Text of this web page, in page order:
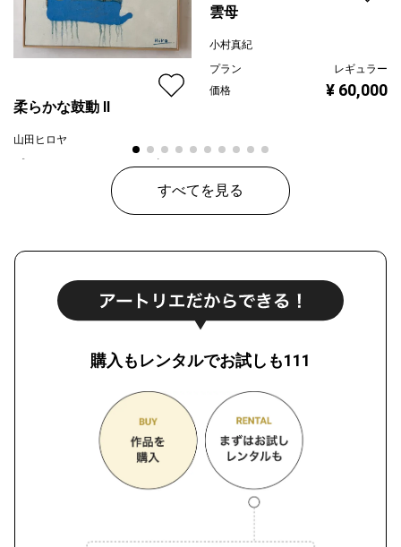
柔らかな鼓動 Ⅱ
山田ヒロヤ
レギュラー
¥ 65,000
雲母
小村真紀
プラン
レギュラー
価格
¥ 60,000
すべてを見る
購入もレンタルでお試しも111